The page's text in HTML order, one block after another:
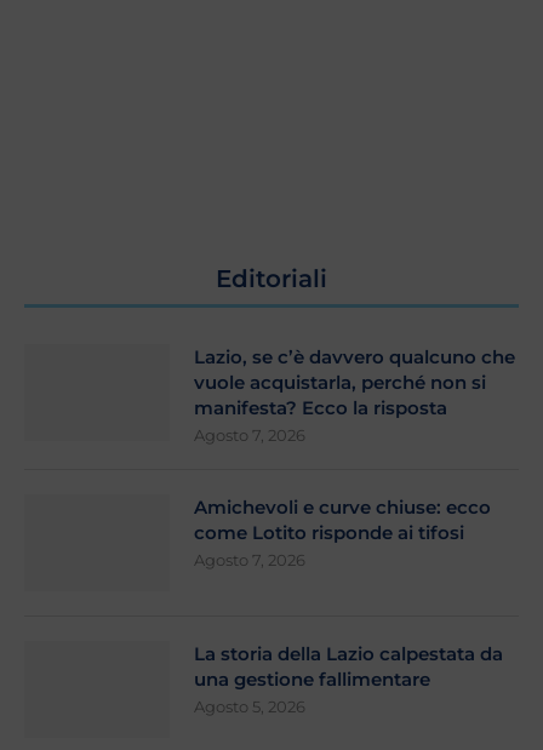
Editoriali
Lazio, se c’è davvero qualcuno che
vuole acquistarla, perché non si
manifesta? Ecco la risposta
Agosto 7, 2026
Amichevoli e curve chiuse: ecco
come Lotito risponde ai tifosi
Agosto 7, 2026
La storia della Lazio calpestata da
una gestione fallimentare
Agosto 5, 2026